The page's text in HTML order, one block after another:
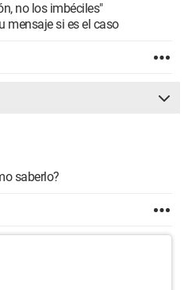
no los imbéciles"
mensaje si es el caso
saberlo?